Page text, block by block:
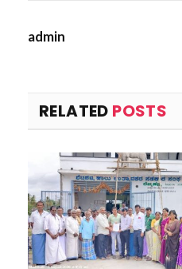
admin
RELATED POSTS